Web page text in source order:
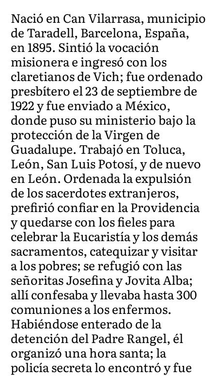
Nació en Can Vilarrasa, municipio
de Taradell, Barcelona, España,
en 1895. Sintió la vocación
misionera e ingresó con los
claretianos de Vich; fue ordenado
presbítero el 23 de septiembre de
1922 y fue enviado a México,
donde puso su ministerio bajo la
protección de la Virgen de
Guadalupe. Trabajó en Toluca,
León, San Luis Potosí, y de nuevo
en León. Ordenada la expulsión
de los sacerdotes extranjeros,
prefirió confiar en la Providencia
y quedarse con los fieles para
celebrar la Eucaristía y los demás
sacramentos, catequizar y visitar
a los pobres; se refugió con las
señoritas Josefina y Jovita Alba;
allí confesaba y llevaba hasta 300
comuniones a los enfermos.
Habiéndose enterado de la
detención del Padre Rangel, él
organizó una hora santa; la
policía secreta lo encontró y fue